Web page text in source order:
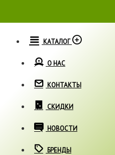
КАТАЛОГ
О НАС
КОНТАКТЫ
СКИДКИ
НОВОСТИ
БРЕНДЫ